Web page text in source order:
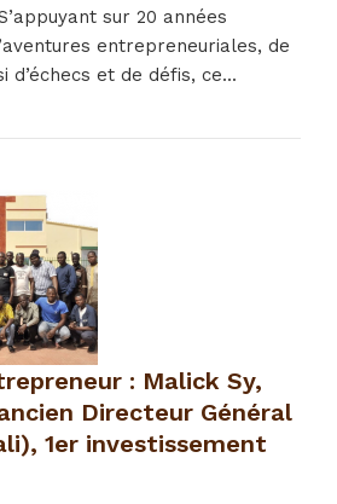
sur 20 années
entrepreneuriales, de
d’échecs et de défis, ce...
: Malick Sy,
Directeur Général
1er investissement